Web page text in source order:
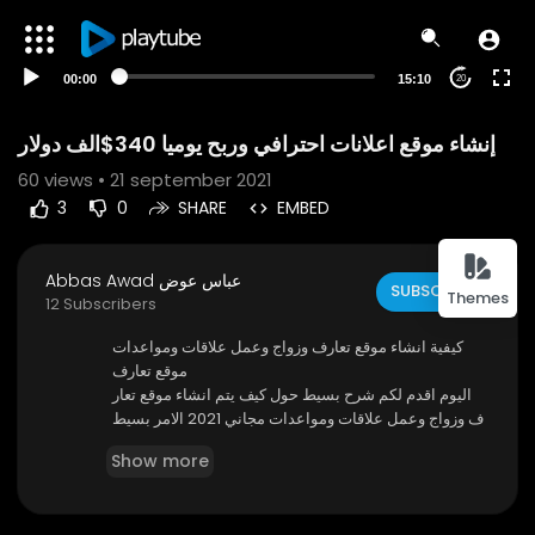
Themes
00:00 15:10 20
إنشاء موقع اعلانات احترافي وربح يوميا 340$الف دولار
60 views • 21 september 2021
3 0 SHARE EMBED
Abbas Awad عباس عوض
12 Subscribers
SUBSCRIBE
كيفية انشاء موقع تعارف وزواج وعمل علاقات ومواعدات
موقع تعارف
اليوم اقدم لكم شرح بسيط حول كيف يتم انشاء موقع تعار
ف وزواج وعمل علاقات ومواعدات مجاني 2021 الامر بسيط
جب عليك الحصول علي استضافه مدفوعة او مجانية ثم تابع ا
Show more